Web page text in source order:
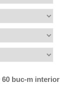
60 buc-m interior